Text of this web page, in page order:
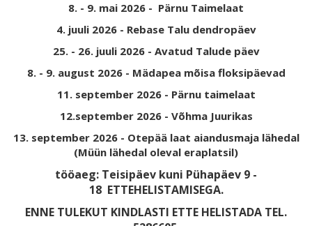
8. - 9. mai 2026 - Pärnu Taimelaat
4. juuli 2026 - Rebase Talu dendropäev
25. - 26. juuli 2026 - Avatud Talude päev
8. - 9. august 2026 - Mädapea mõisa floksipäevad
11. september 2026 - Pärnu taimelaat
12.september 2026 - Võhma Juurikas
13. september 2026 - Otepää laat aiandusmaja lähedal
(Müün lähedal oleval eraplatsil)
tööaeg: Teisipäev kuni Pühapäev 9 -
18 ETTEHELISTAMISEGA.
ENNE TULEKUT KINDLASTI ETTE HELISTADA TEL.